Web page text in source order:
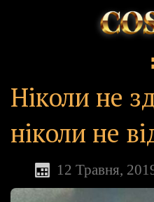
Ніколи не
ніколи не
12 Травня,